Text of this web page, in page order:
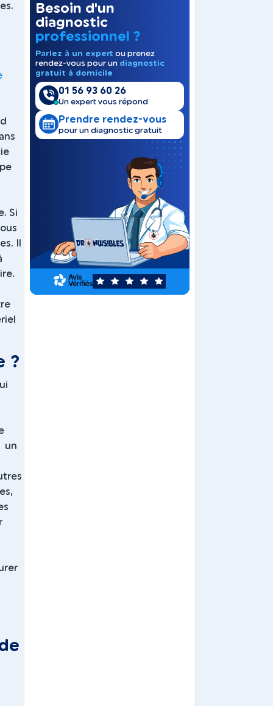
Si
Il
?
un
Besoin d'un
diagnostic
professionnel ?
Parlez à un expert ou prenez
rendez-vous pour un diagnostic
gratuit à domicile
01 56 93 60 26
Un expert vous répond
Prendre rendez-vous
pour un diagnostic gratuit
5